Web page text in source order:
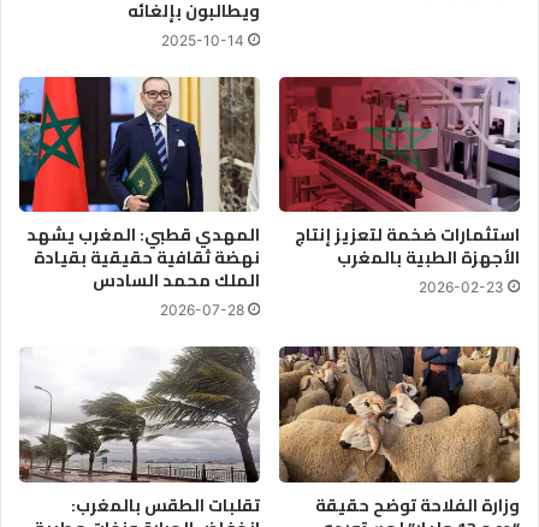
ويطالبون بإلغائه
2025-10-14
استثمارات ضخمة لتعزيز إنتاج
الأجهزة الطبية بالمغرب
2026-02-23
المهدي قطبي: المغرب يشهد
نهضة ثقافية حقيقية بقيادة
الملك محمد السادس
2026-07-28
وزارة الفلاحة توضح حقيقة تقلبات الطقس بالمغرب: